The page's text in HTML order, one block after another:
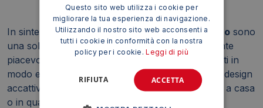
In sintesi, leScatole portaprogetti Leonardi Fluo sono
una soluzione pratica, funzionale ed esteticamente
piacevole per organizzare e archiviare documenti in
modo efficiente. La loro robustezza, versatilità e design
accattivante le rendono ideali per l'uso in ufficio, a casa
o in qualsiasi altro ambiente in cui sia necessario
Questo sito web utilizza i cookie per
migliorare la tua esperienza di navigazione.
Utilizzando il nostro sito web acconsenti a
tutti i cookie in conformità con la nostra
policy per i cookie.Leggi di più
ACCETTA
RIFIUTA